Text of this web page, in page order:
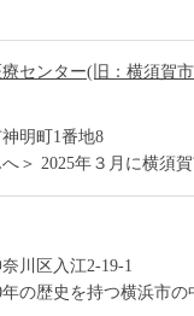
センター(旧：横須賀
明町1番地8
＞ 2025年３月に横須賀
川区入江2-19-1
の歴史を持つ横浜市の